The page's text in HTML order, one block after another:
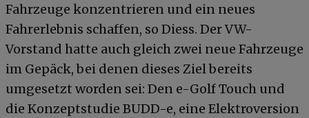
Fahrzeuge konzentrieren und ein neues
Fahrerlebnis schaffen, so Diess. Der VW-
Vorstand hatte auch gleich zwei neue Fahrzeuge
im Gepäck, bei denen dieses Ziel bereits
umgesetzt worden sei: Den e-Golf Touch und
die Konzeptstudie BUDD-e, eine Elektroversion